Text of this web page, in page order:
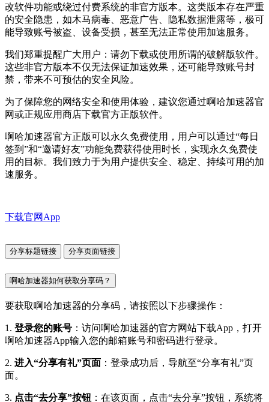
改软件功能或绕过付费系统的非官方版本。这类版本存在严重
的安全隐患，如木马病毒、恶意广告、隐私数据泄露等，极可
能导致账号被盗、设备受损，甚至无法正常使用加速服务。
我们郑重提醒广大用户：请勿下载或使用所谓的破解版软件。
这些非官方版本不仅无法保证加速效果，还可能导致账号封
禁，带来不可预估的安全风险。
为了保障您的网络安全和使用体验，建议您通过啊哈加速器官
网或正规应用商店下载官方正版软件。
啊哈加速器官方正版可以永久免费使用，用户可以通过“每日
签到”和“邀请好友”功能免费获得使用时长，实现永久免费使
用的目标。我们致力于为用户提供安全、稳定、持续可用的加
速服务。
下载官网App
分享标题链接 分享页面链接
啊哈加速器如何获取分享码？
要获取啊哈加速器的分享码，请按照以下步骤操作：
1. 登录您的账号 ：访问啊哈加速器的官方网站下载App，打开
啊哈加速器App输入您的邮箱账号和密码进行登录。
2. 进入“分享有礼”页面 ：登录成功后，导航至“分享有礼”页
面。
3. 点击“去分享”按钮 ：在该页面，点击“去分享”按钮，系统将